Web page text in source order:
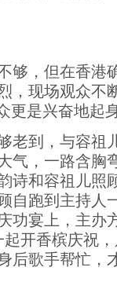
，但在香港
，现场观众不
更是兴奋地起
到，与容祖
气，一路含胸
诗和容祖儿照
自跑到主持人
功宴上，主办
开香槟庆祝
后歌手帮忙，